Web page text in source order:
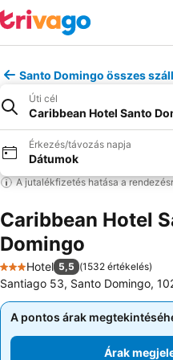
Santo Domingo összes
Úti cél
Caribbean Hotel Santo
Érkezés/távozás napja
Dátumok
A jutalékfizetés hatása a
Caribbean Hotel
Domingo
3 Kategória
Hotel 5,5 (1532 értékelés)
Santiago 53, Santo Domingo,
A pontos árak
Árak
A pontos árak
Árak